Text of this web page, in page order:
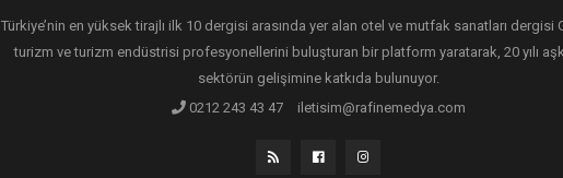
Türkiye’nin en yüksek tirajlı ilk 10 dergisi arasında yer alan otel ve mutfak sanatları dergisi
turizm ve turizm endüstrisi profesyonellerini buluşturan bir platform yaratarak, 20 yılı
sektörün gelişimine katkıda bulunuyor.
0212 243 43 47
iletisim@rafinemedya.com